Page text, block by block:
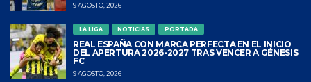
9 AGOSTO, 2026
LA LIGA NOTICIAS PORTADA
REAL ESPAÑA CON MARCA PERFECTA EN EL INICIO
DEL APERTURA 2026-2027 TRAS VENCER A GÉNESIS
FC
9 AGOSTO, 2026